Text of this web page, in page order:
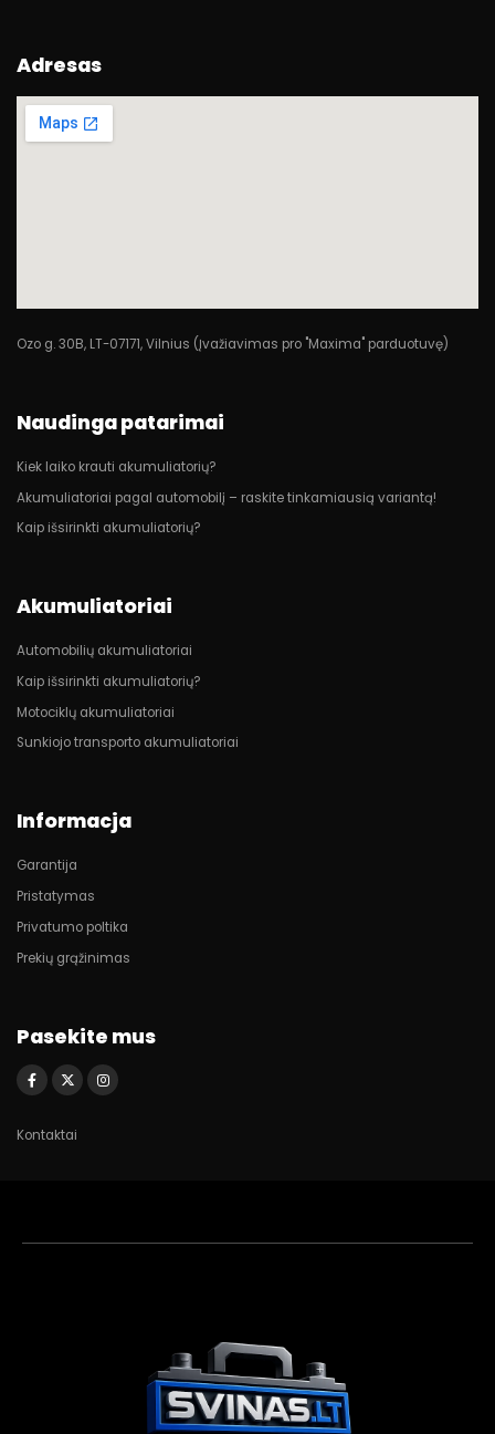
Adresas
Ozo g. 30B, LT-07171, Vilnius (Įvažiavimas pro "Maxima" parduotuvę)
Naudinga patarimai
Kiek laiko krauti akumuliatorių?
Akumuliatoriai pagal automobilį – raskite tinkamiausią variantą!
Kaip išsirinkti akumuliatorių?
Akumuliatoriai
Automobilių akumuliatoriai
Kaip išsirinkti akumuliatorių?
Motociklų akumuliatoriai
Sunkiojo transporto akumuliatoriai
Informacja
Garantija
Pristatymas
Privatumo poltika
Prekių grąžinimas
Pasekite mus
Kontaktai
Akumuliatorių
asistentas